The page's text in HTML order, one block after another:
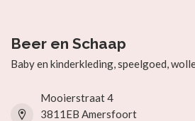
Beer en Schaap
Baby en kinderkleding, speelgoed,
Mooierstraat 4
3811EB Amersfoort